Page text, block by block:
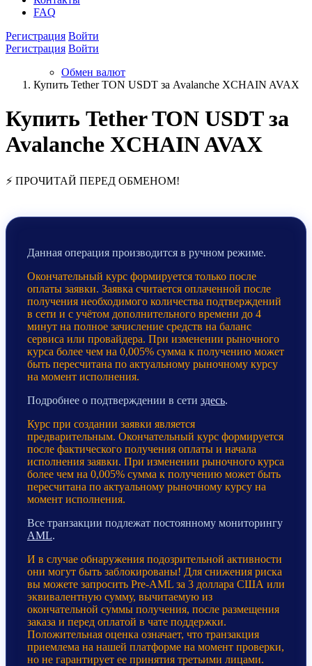
FAQ
Регистрация Войти
Регистрация Войти
Обмен валют
Купить Tether TON USDT за Avalanche XCHAIN AVAX
Купить Tether TON USDT за
Avalanche XCHAIN AVAX
⚡ ПРОЧИТАЙ ПЕРЕД ОБМЕНОМ!
Данная операция производится в ручном режиме.
Окончательный курс формируется только после
оплаты заявки. Заявка считается оплаченной после
получения необходимого количества подтверждений
в сети и с учётом дополнительного времени до 4
минут на полное зачисление средств на баланс
сервиса или провайдера. При изменении рыночного
курса более чем на 0,005% сумма к получению может
быть пересчитана по актуальному рыночному курсу
на момент исполнения.
Подробнее о подтверждении в сети здесь.
Курс при создании заявки является
предварительным. Окончательный курс формируется
после фактического получения оплаты и начала
исполнения заявки. При изменении рыночного курса
более чем на 0,005% сумма к получению может быть
пересчитана по актуальному рыночному курсу на
момент исполнения.
Все транзакции подлежат постоянному мониторингу
AML.
И в случае обнаружения подозрительной активности
они могут быть заблокированы! Для снижения риска
вы можете запросить Pre-AML за 3 доллара США или
эквивалентную сумму, вычитаемую из
окончательной суммы получения, после размещения
заказа и перед оплатой в чате поддержки.
Положительная оценка означает, что транзакция
приемлема на нашей платформе на момент проверки,
но не гарантирует ее принятия третьими лицами.